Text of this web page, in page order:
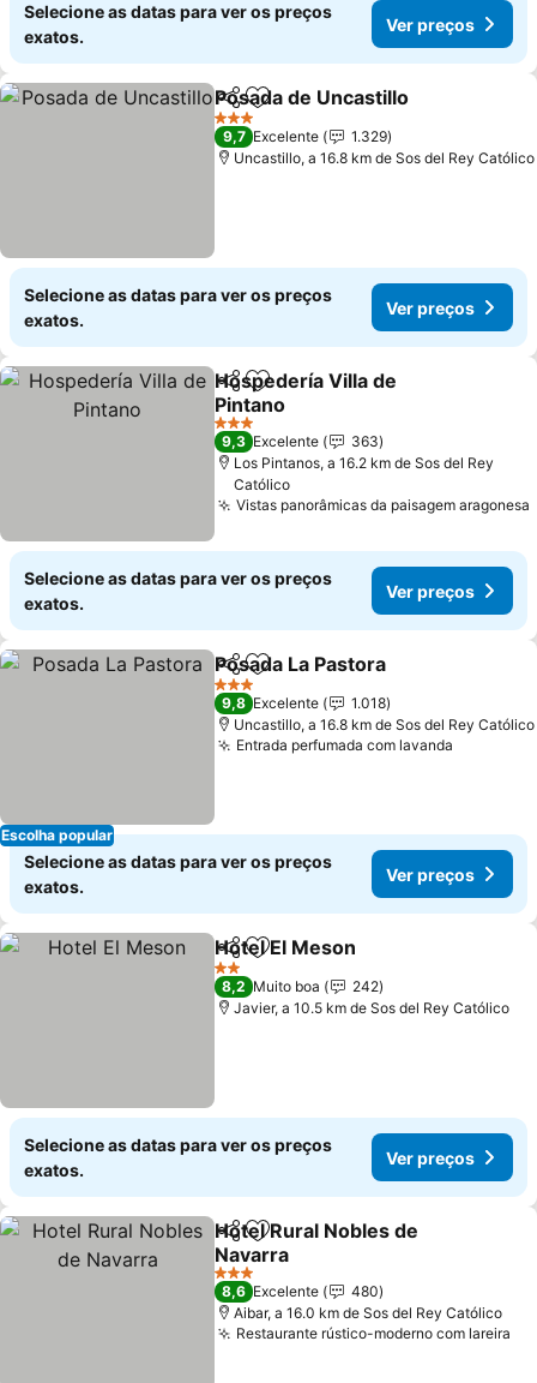
Selecione as datas para ver os preços
exatos.
Ver preços
PartilharAdicionar aos favoritos
Posada de Uncastillo
3 Estrelas
9,7 Excelente
1.329
Uncastillo, a 16.8 km de Sos del Rey Católico
Selecione as datas para ver os preços
exatos.
Ver preços
PartilharAdicionar aos favoritos
Hospedería Villa de
Pintano
3 Estrelas
9,3 Excelente
363
Los Pintanos, a 16.2 km de Sos del Rey
Católico
Vistas panorâmicas da paisagem aragonesa
Selecione as datas para ver os preços
exatos.
Ver preços
Escolha popular
PartilharAdicionar aos favoritos
Posada La Pastora
3 Estrelas
9,8 Excelente
1.018
Uncastillo, a 16.8 km de Sos del Rey Católico
Entrada perfumada com lavanda
Selecione as datas para ver os preços
exatos.
Ver preços
PartilharAdicionar aos favoritos
Hotel El Meson
2 Estrelas
8,2 Muito boa
242
Javier, a 10.5 km de Sos del Rey Católico
Selecione as datas para ver os preços
exatos.
Ver preços
PartilharAdicionar aos favoritos
Hotel Rural Nobles de
Navarra
3 Estrelas
8,6 Excelente
480
Aibar, a 16.0 km de Sos del Rey Católico
Restaurante rústico-moderno com lareira